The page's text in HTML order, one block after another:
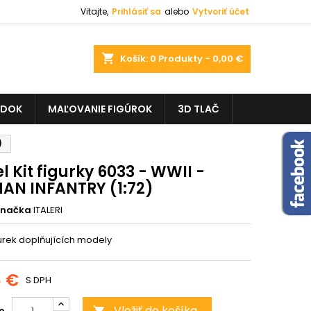
Vitajte, Prihlásiť sa alebo Vytvoriť účet
shopping_cart Košík: 0 Produkty - 0,00 €
MAĽOVANIE FIGÚROK 3D TLAČ
Kit figurky 6033 - WWII -
INFANTRY (1:72)
ITALERI
doplňujících modely
€ S DPH